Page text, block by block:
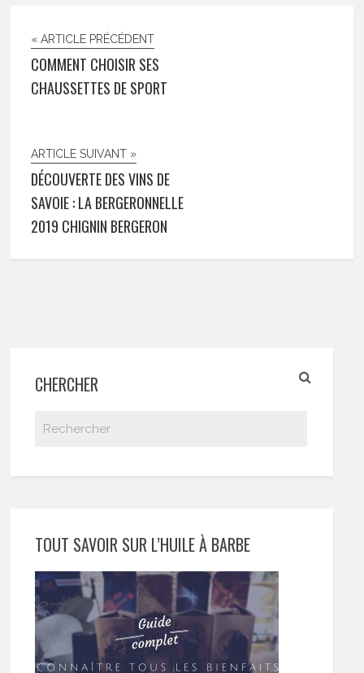
« ARTICLE PRÉCÉDENT
COMMENT CHOISIR SES
CHAUSSETTES DE SPORT
ARTICLE SUIVANT »
DÉCOUVERTE DES VINS DE
SAVOIE : LA BERGERONNELLE
2019 CHIGNIN BERGERON
CHERCHER
TOUT SAVOIR SUR L’HUILE À BARBE